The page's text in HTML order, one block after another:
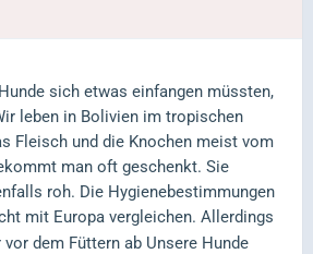
sich etwas einfangen müssten,
leben in Bolivien im tropischen
Fleisch und die Knochen meist vom
man oft geschenkt. Sie
roh. Die Hygienebestimmungen
mit Europa vergleichen. Allerdings
dem Füttern ab Unsere Hunde